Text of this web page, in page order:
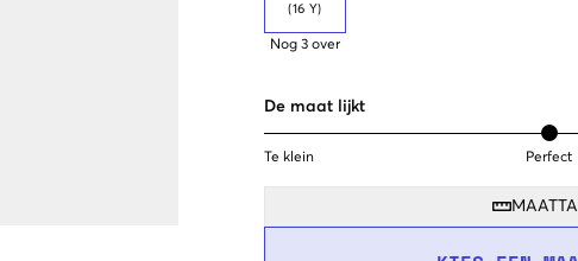
(16 Y)
Nog 3 over
De maat lijkt
Te klein Perfect